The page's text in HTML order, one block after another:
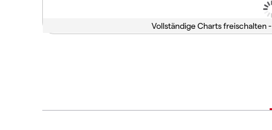
Vollständige Charts freischalten -